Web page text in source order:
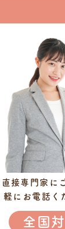
接専門家に
軽にお電話く
全国